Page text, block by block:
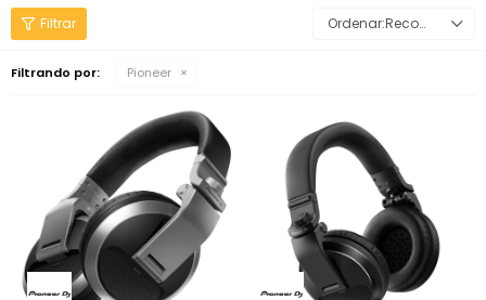
Recomendados
Filtrando por: Pioneer